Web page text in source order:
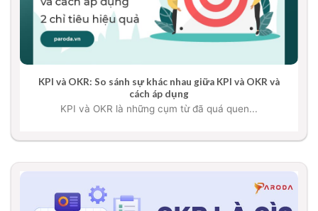
KPI và OKR: So sánh sự khác nhau giữa KPI và OKR và
cách áp dụng
KPI và OKR là những cụm từ đã quá quen...